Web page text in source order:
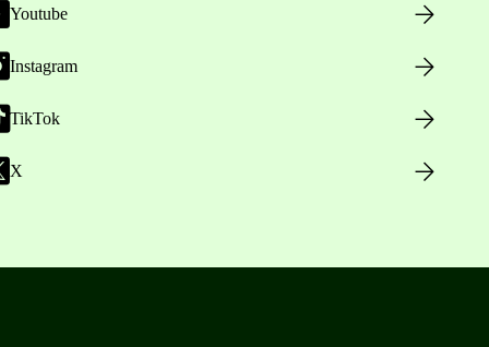
Youtube
Instagram
TikTok
X